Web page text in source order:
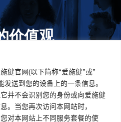
健官网(以下简称“爱施健”或”
送到您的设备上的一条信息。
并不会识别您的身份或向爱施健
。当您再次访问本网站时，
对本网站上不同服务套餐的使
价值观
立和发展的基石。集团上下以
团目标而共同奋斗。
职业发展